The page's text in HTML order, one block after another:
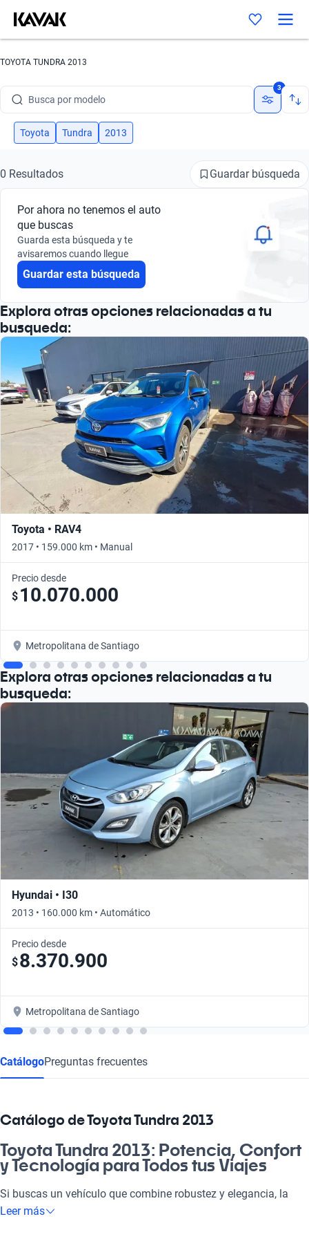
TOYOTA TUNDRA 2013
Busca por modelo
Busca por versión
Busca por marca
Busca por modelo
Busca por versión
3
Toyota Tundra 2013
0 Resultados Guardar búsqueda
Por ahora no tenemos el auto
que buscas
Guarda esta búsqueda y te
avisaremos cuando llegue
Guardar esta búsqueda
Explora otras opciones relacionadas a tu
busqueda:
Toyota • RAV4
2017 • 159.000 km • Manual
Precio desde
$ 10.070.000
Metropolitana de Santiago
Explora otras opciones relacionadas a tu
busqueda:
Hyundai • I30
2013 • 160.000 km • Automático
Precio desde
$8.370.900
Metropolitana de Santiago
CatálogoPreguntas frecuentes
Catálogo de Toyota Tundra 2013
Toyota Tundra 2013: Potencia, Confort
y Tecnología para Todos tus Viajes
Si buscas un vehículo que combine robustez y elegancia, la
Toyota Tundra 2013 es una elección que no te va a defraudar.
Leer más